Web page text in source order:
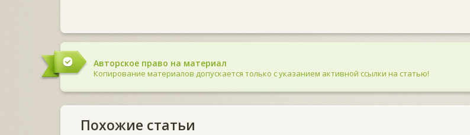
Авторское право на материал
Копирование материалов допускается только с указанием активной ссылки на статью!
Похожие статьи